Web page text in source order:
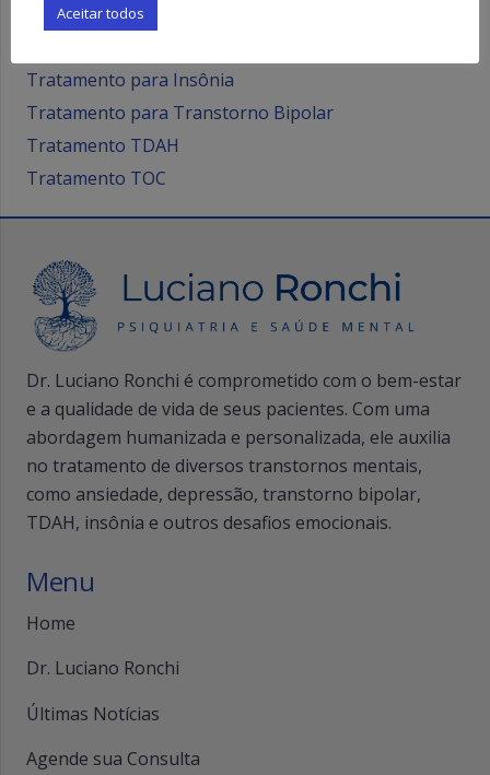
Tratamento Depressão
Tratamento para Insônia
Tratamento para Transtorno Bipolar
Tratamento TDAH
Tratamento TOC
Dr. Luciano Ronchi é comprometido com o bem-estar
e a qualidade de vida de seus pacientes. Com uma
abordagem humanizada e personalizada, ele auxilia
no tratamento de diversos transtornos mentais,
como ansiedade, depressão, transtorno bipolar,
TDAH, insônia e outros desafios emocionais.
Menu
Home
Dr. Luciano Ronchi
Últimas Notícias
Agende sua Consulta
Aceitar todos